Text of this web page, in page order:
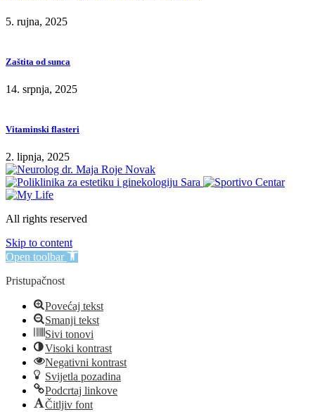
5. rujna, 2025
Zaštita od sunca
14. srpnja, 2025
Vitaminski flasteri
2. lipnja, 2025
All rights reserved
Skip to content
Open toolbar
Pristupačnost
Povećaj tekst
Smanji tekst
Sivi tonovi
Visoki kontrast
Negativni kontrast
Svijetla pozadina
Podcrtaj linkove
Čitljiv font